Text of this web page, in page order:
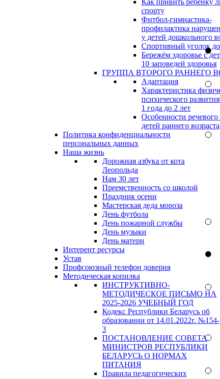
Как привить ребенку
спорту
Фитбол-гимнастика-
профилактика
у детей дошкольного
Спортивный уголок
Бережём здоровье с
10 заповедей здоровья
ГРУППА ВТОРОГО РАННЕГО
Адаптация
Характеристика
психического
1 года до 2 лет
Особенности речевого
детей раннего возраста
Политика конфиденциальности
персональных данных
Наша жизнь
Дорожная азбука от кота
Леопольда
Нам 30 лет
Преемственность со школой
Праздник осени
Мастерская деда мороза
День футбола
День пожарной службы
День музыки
День матери
Интерент ресурсы
Устав
Профсоюзный телефон доверия
Методическая копилка
ИНСТРУКТИВНО-
МЕТОДИЧЕСКОЕ ПИСЬМО НА
2025-2026 УЧЕБНЫЙ ГОД
Кодекс Республики Беларусь об
образовании от 14.01.2022г. №154-
3
ПОСТАНОВЛЕНИЕ СОВЕТА
МИНИСТРОВ РЕСПУБЛИКИ
БЕЛАРУСЬ О НОРМАХ
ПИТАНИЯ
Правила педагогических